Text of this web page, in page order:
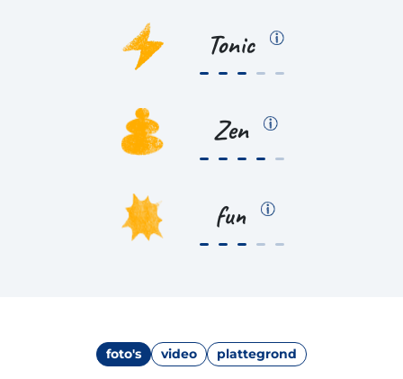
Tonic
Zen
fun
foto's video plattegrond